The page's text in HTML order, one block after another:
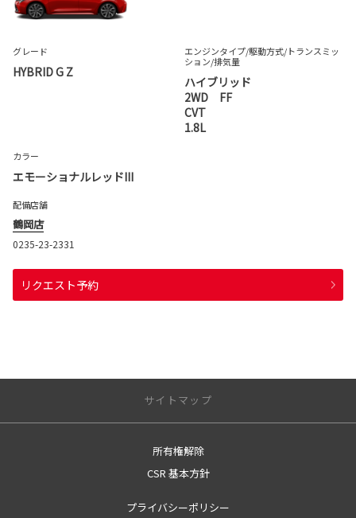
グレード
HYBRID G Z
エンジンタイプ/駆動方式/トランスミッ
ション/排気量
ハイブリッド
2WD FF
CVT
1.8L
カラー
エモーショナルレッドIII
配備店舗
鶴岡店
0235-23-2331
リクエスト予約
サイトマップ
所有権解除
CSR 基本方針
プライバシーポリシー